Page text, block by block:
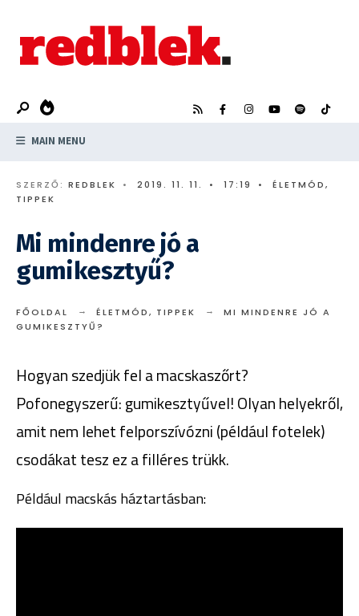
content
MAIN MENU
SZERZŐ: REDBLEK • 2019. 11. 11. • 17:19 • ÉLETMÓD,
TIPPEK
Mi mindenre jó a
gumikesztyű?
FŐOLDAL ÉLETMÓD, TIPPEK
MI MINDENRE JÓ A
GUMIKESZTYŰ?
Hogyan szedjük fel a macskaszőrt?
Pofonegyszerű: gumikesztyűvel! Olyan helyekről,
amit nem lehet felporszívózni (például fotelek)
csodákat tesz ez a filléres trükk.
Például macskás háztartásban: